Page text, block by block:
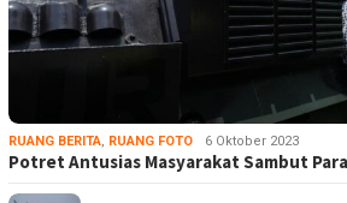
RUANG BERITA, RUANG FOTO 6 Oktober 2023
Potret Antusias Masyarakat Sambut